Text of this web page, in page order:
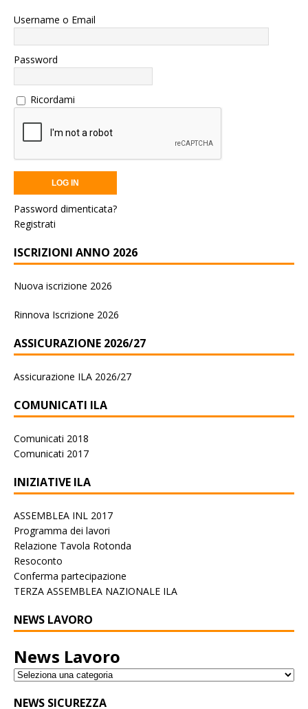
Username o Email
Password
Ricordami
Password dimenticata?
Registrati
ISCRIZIONI ANNO 2026
Nuova iscrizione 2026
Rinnova Iscrizione 2026
ASSICURAZIONE 2026/27
Assicurazione ILA 2026/27
COMUNICATI ILA
Comunicati 2018
Comunicati 2017
INIZIATIVE ILA
ASSEMBLEA INL 2017
Programma dei lavori
Relazione Tavola Rotonda
Resoconto
Conferma partecipazione
TERZA ASSEMBLEA NAZIONALE ILA
NEWS LAVORO
News Lavoro
NEWS SICUREZZA